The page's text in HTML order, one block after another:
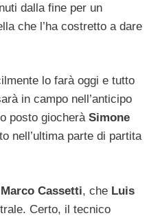
dalla fine per un
che l’ha costretto a dare
lo farà oggi e tutto
in campo nell’anticipo
posto giocherà Simone
nell’ultima parte di partita
Marco Cassetti, che Luis
Certo, il tecnico